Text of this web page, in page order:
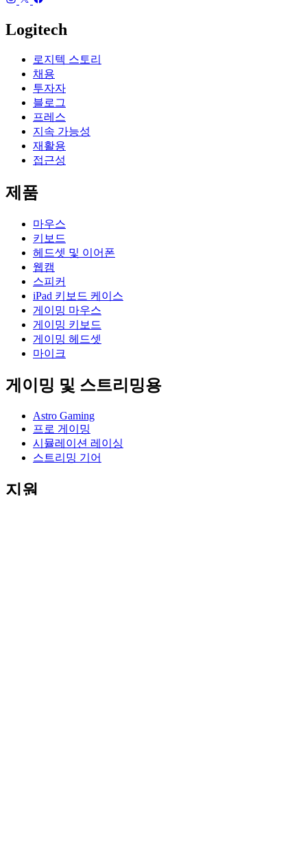
Logitech
로지텍 스토리
채용
투자자
블로그
프레스
지속 가능성
재활용
접근성
제품
마우스
키보드
헤드셋 및 이어폰
웹캠
스피커
iPad 키보드 케이스
게이밍 마우스
게이밍 키보드
게이밍 헤드셋
마이크
게이밍 및 스트리밍용
Astro Gaming
프로 게이밍
시뮬레이션 레이싱
스트리밍 기어
지원